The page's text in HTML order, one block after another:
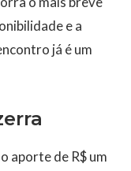
e a
já é um
aporte de R$ um